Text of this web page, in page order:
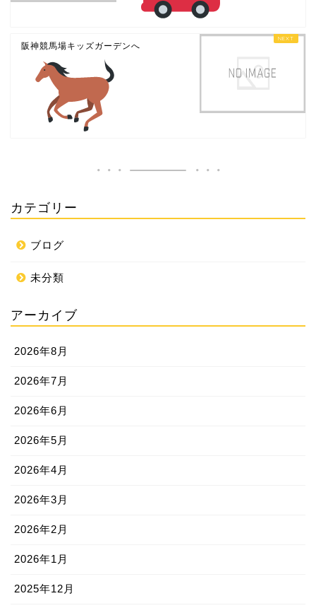
阪神競馬場キッズガーデンへ
カテゴリー
ブログ
未分類
アーカイブ
2026年8月
2026年7月
2026年6月
2026年5月
2026年4月
2026年3月
2026年2月
2026年1月
2025年12月